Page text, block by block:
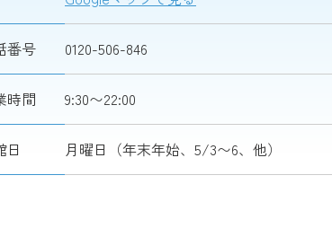
番号 0120-506-846
時間 9:30〜22:00
日 月曜日（年末年始、5/3〜6、他）